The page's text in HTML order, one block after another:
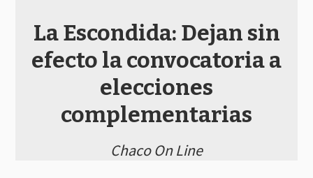
La Escondida: Dejan sin
efecto la convocatoria a
elecciones
complementarias
Chaco On Line